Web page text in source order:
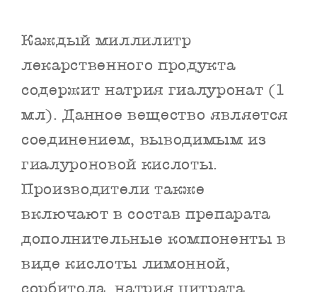
Каждый миллилитр
лекарственного продукта
содержит натрия гиалуронат (1
мл). Данное вещество является
соединением, выводимым из
гиалуроновой кислоты.
Производители также
включают в состав препарата
дополнительные компоненты в
виде кислоты лимонной,